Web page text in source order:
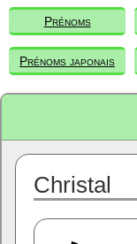
Prénoms
Prénoms japonais
Christal